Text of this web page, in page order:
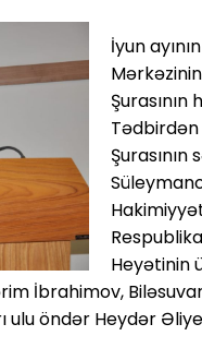
İyun
Heyətinin
İbrahimov,
ulu öndər Heydər